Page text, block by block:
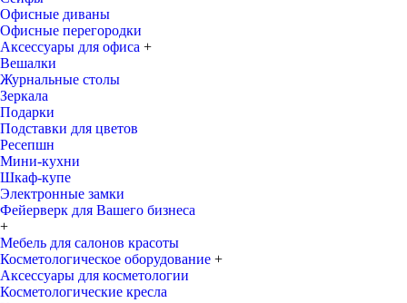
Офисные диваны
Офисные перегородки
Аксессуары для офиса +
Вешалки
Журнальные столы
Зеркала
Подарки
Подставки для цветов
Ресепшн
Мини-кухни
Шкаф-купе
Электронные замки
Фейерверк для Вашего бизнеса
+
Мебель для салонов красоты
Косметологическое оборудование +
Аксессуары для косметологии
Косметологические кресла